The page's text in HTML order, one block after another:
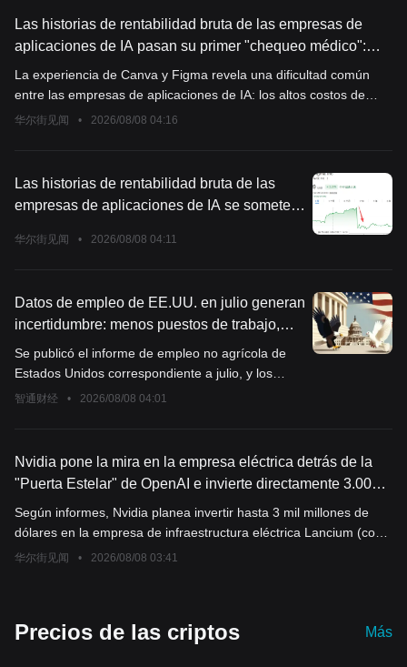
Las historias de rentabilidad bruta de las empresas de
aplicaciones de IA pasan su primer "chequeo médico":
Canva reduce intencionalmente su crecimiento, Figma
asume los costos de inferencia
La experiencia de Canva y Figma revela una dificultad común
entre las empresas de aplicaciones de IA: los altos costos de
inferencia están erosionando seriamente el margen bruto y
llevó a una desaceleración en sus ingresos; Figma, por su parte,
sufrió una caída en el valor de sus acciones debido a que asumió
los costos de las pruebas gratuitas de IA. Ambas compañías
esperan romper este cuello de botella desarrollando sus propios
华尔街见闻 • 2026/08/08 04:16
Las historias de rentabilidad bruta de las
empresas de aplicaciones de IA se someten
deliberadamente su ritmo y Figma asume
华尔街见闻 • 2026/08/08 04:11
Datos de empleo de EE.UU. en julio generan
incertidumbre: menos puestos de trabajo,
menor desempleo, ¿qué opinan los analistas
de Wall Street?
Se publicó el informe de empleo no agrícola de
Estados Unidos correspondiente a julio, y los
datos presentan señales contradictorias, lo que
智通财经 • 2026/08/08 04:01
Nvidia pone la mira en la empresa eléctrica detrás de la
"Puerta Estelar" de OpenAI e invierte directamente 3.000
millones de dólares
Según informes, Nvidia planea invertir hasta 3 mil millones de
dólares en la empresa de infraestructura eléctrica Lancium (con
una inversión inicial de 2 mil millones de dólares, obteniendo
y ya ha asegurado 4 gigavatios de recursos eléctricos en Texas.
华尔街见闻 • 2026/08/08 03:41
Precios de las criptos Más